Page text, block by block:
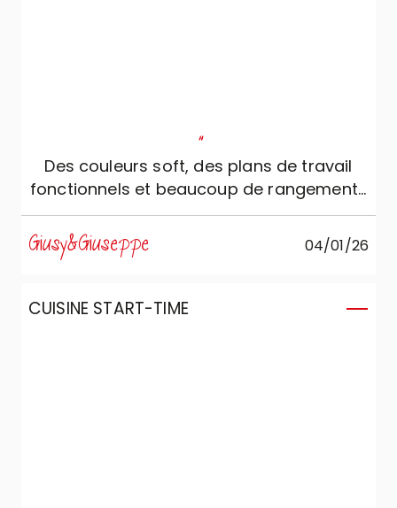
"
Des couleurs soft, des plans de travail
fonctionnels et beaucoup de rangements
: la cuisine que nous voulions !
Giusy&Giuseppe 04/01/26
CUISINE START-TIME